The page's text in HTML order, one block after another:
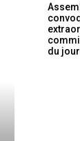
du jour